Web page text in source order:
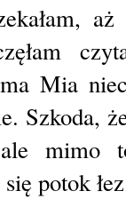
Mia
Szkoda,
ale
potok